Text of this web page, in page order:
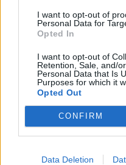
I want to opt-out of
Personal Data for
Opted In
I want to opt-out of
Retention, Sale, and/
Personal Data that Is
Purposes for which it
Opted Out
CONFIRM
Data Deletion